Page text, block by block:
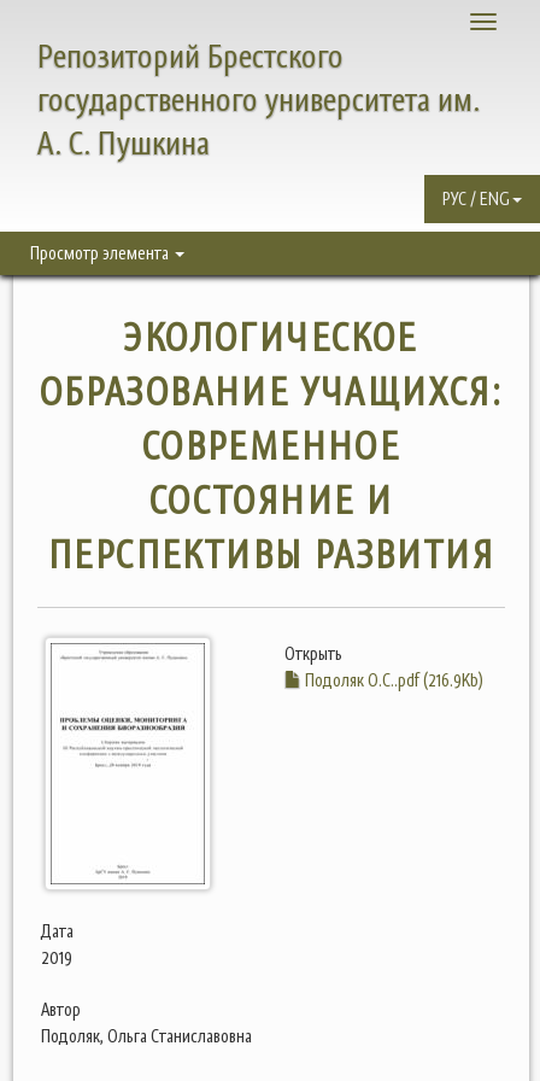
Toggle
Репозиторий Брестского
государственного университета им.
А. С. Пушкина
РУС / ENG
Просмотр элемента
ЭКОЛОГИЧЕСКОЕ
ОБРАЗОВАНИЕ УЧАЩИХСЯ:
СОВРЕМЕННОЕ
СОСТОЯНИЕ И
ПЕРСПЕКТИВЫ РАЗВИТИЯ
Открыть
Подоляк О.С..pdf (216.9Kb)
Дата
2019
Автор
Подоляк, Ольга Станиславовна